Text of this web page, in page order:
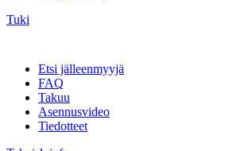
Tuki
Etsi jälleenmyyjä
FAQ
Takuu
Asennusvideo
Tiedotteet